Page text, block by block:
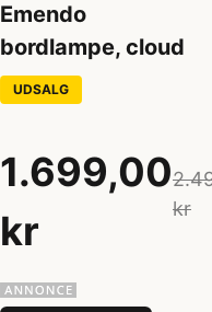
Emendo
bordlampe, cloud
UDSALG
1.699,00
kr
kr